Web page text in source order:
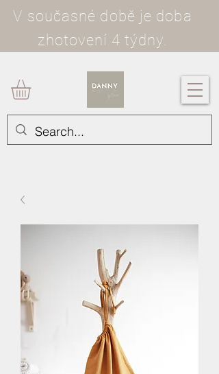
V současné době je doba
zhotovení 4 týdny.